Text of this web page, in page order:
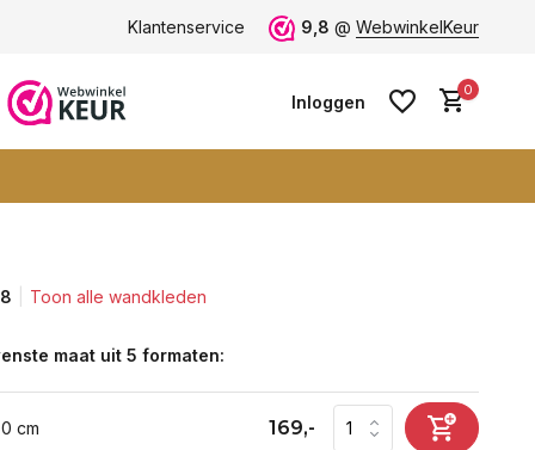
Klantenservice 9,8 @ WebwinkelKeur
Inloggen
0
Toon alle wandkleden
maat uit 5 formaten:
cm 169,-